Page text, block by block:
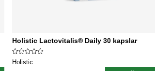
Holistic Lactovitalis® Daily 30 kapslar
Holistic